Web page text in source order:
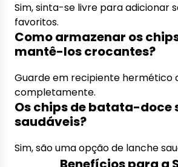
Sim, sinta-se livre para adicionar
favoritos.
Como armazenar os
mantê-los crocantes?
Guarde em recipiente hermético
completamente.
Os chips de batata-doce
saudáveis?
Sim, são uma opção de lanche